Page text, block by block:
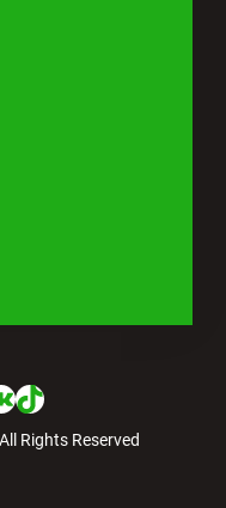
TikTok
Rights Reserved